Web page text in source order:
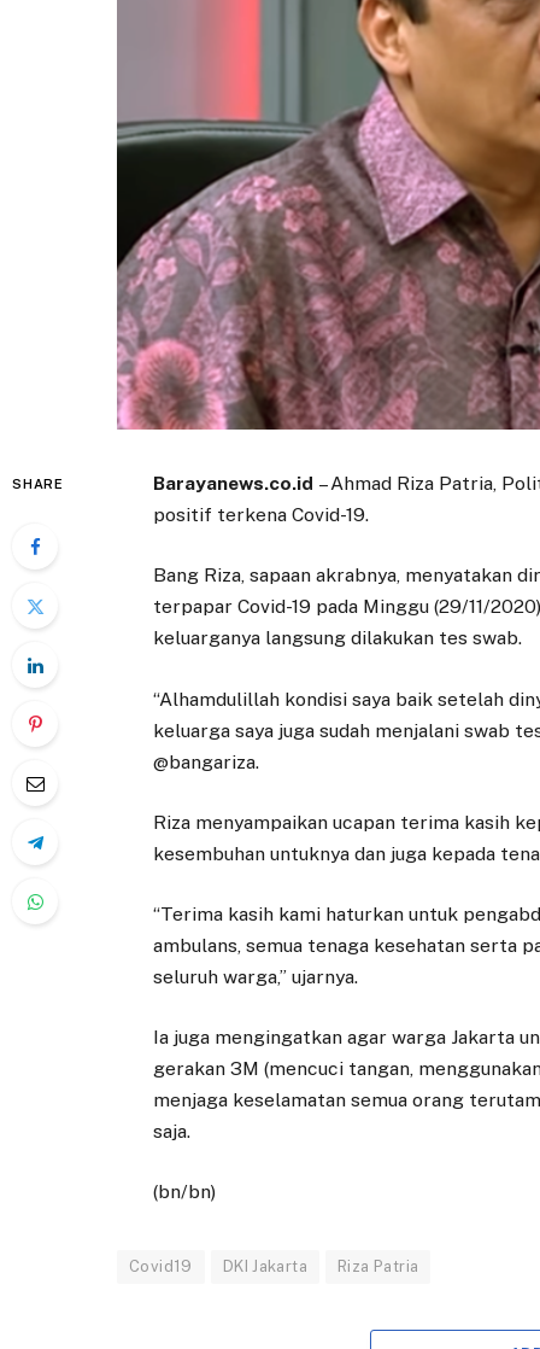
SHARE Barayanews.co.id – Ahmad Riza Patria,
positif terkena Covid-19.
Bang Riza, sapaan akrabnya, menyatakan
terpapar Covid-19 pada Minggu (29/11/
keluarganya langsung dilakukan tes swab.
“Alhamdulillah kondisi saya baik setelah
keluarga saya juga sudah menjalani swab
@bangariza.
Riza menyampaikan ucapan terima kasih
kesembuhan untuknya dan juga kepada
“Terima kasih kami haturkan untuk
ambulans, semua tenaga kesehatan serta
seluruh warga,” ujarnya.
Ia juga mengingatkan agar warga Jakarta
gerakan 3M (mencuci tangan,
menjaga keselamatan semua orang
saja.
(bn/bn)
Covid19 DKI Jakarta Riza Patria